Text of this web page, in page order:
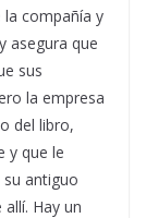
la compañía y
asegura que
sus
la empresa
del libro,
y que le
antiguo
Hay un